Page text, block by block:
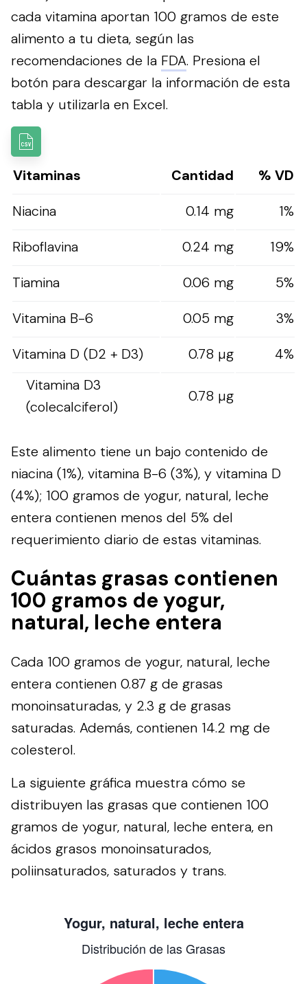
cada vitamina aportan 100 gramos de este
alimento a tu dieta, según las
recomendaciones de la FDA. Presiona el
botón para descargar la información de esta
tabla y utilizarla en Excel.
Vitaminas Cantidad
% VD
Niacina
0.14 mg
1%
Riboflavina
0.24 mg
19%
Tiamina
0.06 mg
5%
Vitamina B-6
0.05 mg
3%
Vitamina D (D2 + D3)
0.78 µg
4%
Vitamina D3
(colecalciferol)
0.78 µg
Este alimento tiene un bajo contenido de
niacina (1%), vitamina B-6 (3%), y vitamina D
(4%); 100 gramos de yogur, natural, leche
entera contienen menos del 5% del
requerimiento diario de estas vitaminas.
Cuántas grasas contienen
100 gramos de yogur,
natural, leche entera
Cada 100 gramos de yogur, natural, leche
entera contienen 0.87 g de grasas
monoinsaturadas, y 2.3 g de grasas
saturadas. Además, contienen 14.2 mg de
colesterol.
La siguiente gráfica muestra cómo se
distribuyen las grasas que contienen 100
gramos de yogur, natural, leche entera, en
ácidos grasos monoinsaturados,
poliinsaturados, saturados y trans.